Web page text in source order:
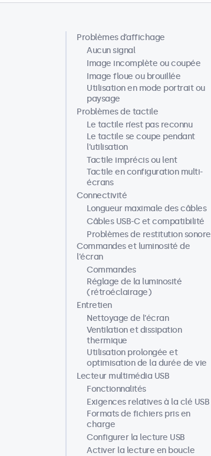
Centre d’aide
Problèmes d’affichage
Aucun signal
Image incomplète ou coupée
Image floue ou brouillée
Utilisation en mode portrait ou
paysage
Problèmes de tactile
Le tactile n’est pas reconnu
Le tactile se coupe pendant
l’utilisation
Tactile imprécis ou lent
Tactile en configuration multi-
écrans
Connectivité
Longueur maximale des câbles
Câbles USB-C et compatibilité
Problèmes de restitution sonore
Commandes et luminosité de
l’écran
Commandes
Réglage de la luminosité
(rétroéclairage)
Entretien
Nettoyage de l’écran
Ventilation et dissipation
thermique
Utilisation prolongée et
optimisation de la durée de vie
Lecteur multimédia USB
Fonctionnalités
Exigences relatives à la clé USB
Formats de fichiers pris en
charge
Configurer la lecture USB
Activer la lecture en boucle